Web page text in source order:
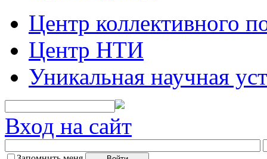
Центр коллективного
Центр НТИ
Уникальная научная
Вход на сайт